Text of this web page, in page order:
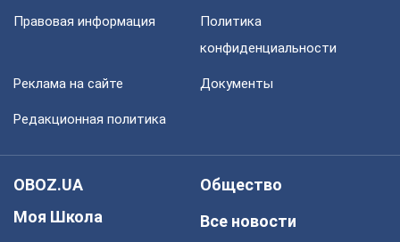
Правовая информация
Политика
конфиденциальности
Реклама на сайте Документы
Редакционная политика
OBOZ.UA
Моя Школа
Общество
Все новости